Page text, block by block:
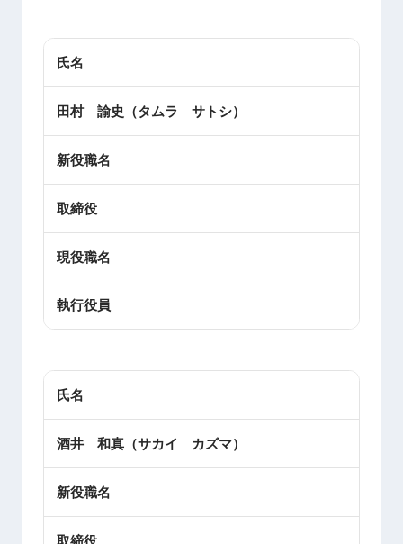
氏名
田村 諭史（タムラ サトシ）
新役職名
取締役
現役職名
執行役員
氏名
酒井 和真（サカイ カズマ）
新役職名